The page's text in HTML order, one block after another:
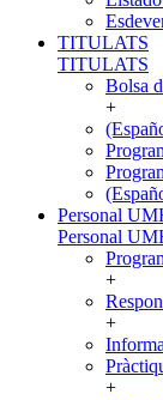
TITULATS
TITULATS
Bolsa
+
Personal
Personal
+
+
+